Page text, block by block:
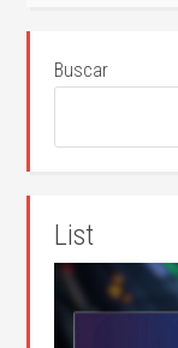
Buscar
List